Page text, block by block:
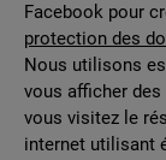
Facebook pour
protection des
Nous utilisons
vous afficher
vous visitez le
internet utilisant